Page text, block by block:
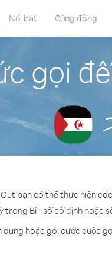
Nổi bật Cộng đồng
gọi
bạn có thể thực hiện
trong Bỉ - số cố định hoặc
dụng hoặc gói cước cuộc